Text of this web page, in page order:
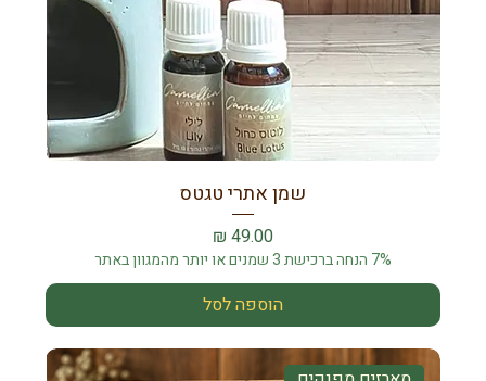
שמן אתרי טגטס
מחיר
7% הנחה ברכישת 3 שמנים או יותר מהמגוון באתר
הוספה לסל